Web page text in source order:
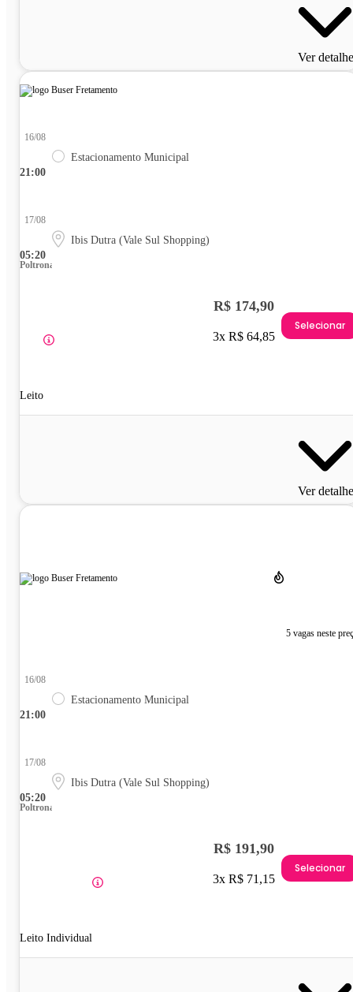
Ver
21:00
16/08
Estacionamento Municipal
05:20
17/08
Ibis Dutra (Vale Sul Shopping)
Poltrona
Leito
R$ 174,90
3x R$ 64,85
Selecionar
Ver
5 vagas neste
21:00
16/08
Estacionamento Municipal
05:20
17/08
Ibis Dutra (Vale Sul Shopping)
Poltrona
Leito Individual
R$ 191,90
3x R$ 71,15
Selecionar